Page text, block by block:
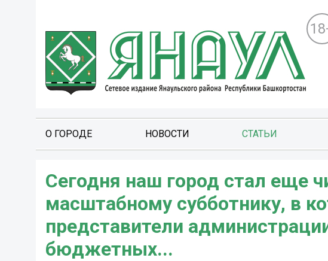
О ГОРОДЕ НОВОСТИ СТАТЬИ
Сегодня наш город стал еще
масштабному субботнику, в
представители
бюджетных...